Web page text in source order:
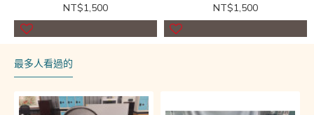
NT$1,500
NT$1,500
最多人看過的